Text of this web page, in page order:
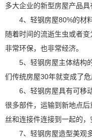
多大企业的新型房屋产品具
4、轻钢房屋80%的材
随着时间的流逝生虫或者
非常环保，也非常经济。
5、轻钢房屋主体结构
们传统房屋30年就变成了
6、轻钢房屋具有可移
很多部件，运输到新地点
丝和连接件连接到一起的，
7、轻钢房屋造型美观